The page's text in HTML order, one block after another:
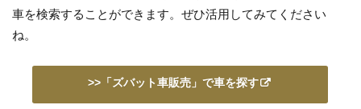
車を検索することができます。ぜひ活用してみてください
ね。
>>「ズバット車販売」で車を探す